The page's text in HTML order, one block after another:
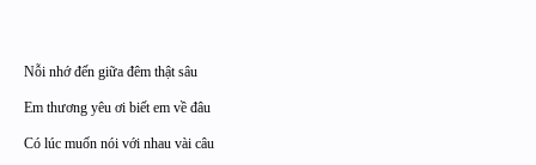
Nỗi nhớ đến giữa đêm thật sâu
Em thương yêu ơi biết em về đâu
Có lúc muốn nói với nhau vài câu